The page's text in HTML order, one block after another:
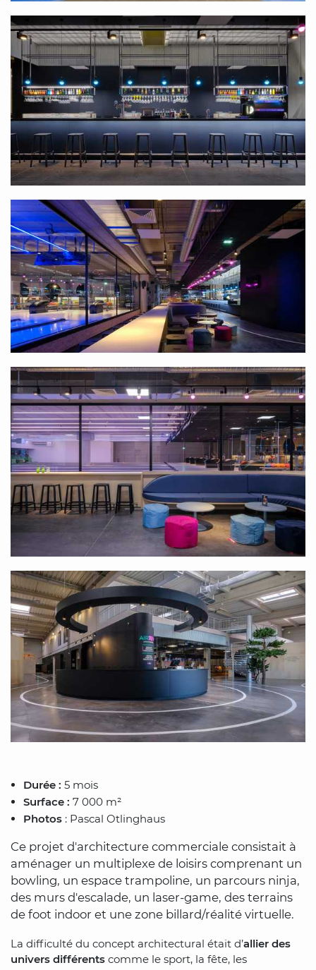
Durée : 5 mois
Surface : 7 000 m²
Photos : Pascal Otlinghaus
Ce projet d'architecture commerciale consistait à
aménager un multiplexe de loisirs comprenant un
bowling, un espace trampoline, un parcours ninja,
des murs d'escalade, un laser-game, des terrains
de foot indoor et une zone billard/réalité virtuelle.
La difficulté du concept architectural était d’allier des
univers différents comme le sport, la fête, les